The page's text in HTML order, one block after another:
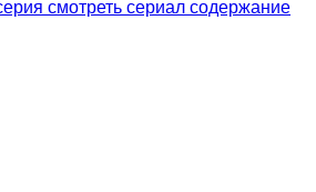
смотреть сериал содержание